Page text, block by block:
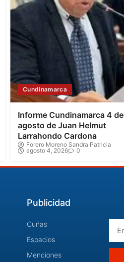
Cundinamarca
Informe Cundinamarca 4 de
agosto de Juan Helmut
Larrahondo Cardona
Forero Moreno Sandra Patricia
agosto 4, 2026
0
Publicidad
Cuñas
Espacios
Menciones